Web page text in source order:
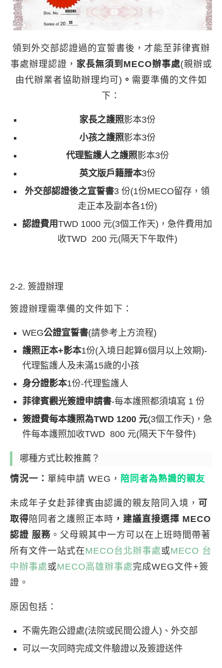
領到外交部認證過的宣誓書後，才能至菲律賓辦
事處辦理認證， 家長無須到MECO辦事處(親辦或
由代辦業者協助辦理均可) 。 需要準備的文件如
下：
家長之護照影本3份
小孩之護照影本3份
代理監護人之護照影本3份
英文版戶籍謄本3份
外交部認證後之宣誓書3 份(1份MECO留存，領
走正本及副本各1份)
認證費用TWD 1000 元(3個工作天)，急件費用加
收TWD 200 元(隔天下午取件)
2-2. 簽證辦理
簽證辦理需準備的文件如下：
WEG公證宣誓書(請參考上方流程)
護照正本+影本1份(入境日起算6個月以上效期)-
代理監護人及未滿15歲的小孩
身分證影本1份-代理監護人
菲律賓觀光簽證申請書-每本護照都須填寫 1 份
簽證費每本護照為TWD 1200 元(3個工作天)，急
件每本護照加收TWD 800 元(隔天下午發件)
哪種方式比較推薦？
情況一： 單純申請 WEG， 陪同者為熟識的親友
未成年子女赴菲律賓由認識的親友陪同入境， 可
取得 陪同者之護照正本時 ，建議直接選擇 MECO
認證 服務 。父母親其中一方可以在上班時間帶著
所有文件一站式在MECO台北辦事處或MECO 台
中辦事處或MECO高雄辦事處完成WEG文件+簽
證。
原因包括：
不需先跑公證處(法院或民間公證人)、外交部
可以一次同時完成文件驗證以及簽證送件